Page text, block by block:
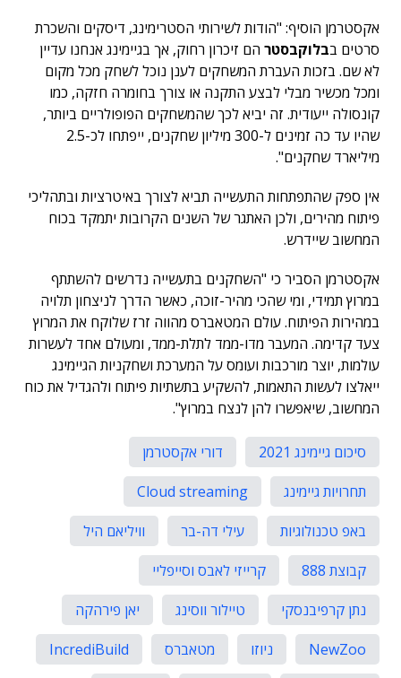
אקסטרמן הוסיף: "הודות לשירותי הסטרימינג, דיסקים והשכרת
סרטים בבלוקבסטר הם זיכרון רחוק, אך בגיימינג אנחנו עדיין
לא שם. בזכות העברת המשחקים לענן נוכל לשחק מכל מקום
ומכל מכשיר מבלי לבצע התקנה או צורך בחומרה חזקה, כמו
קונסולה ייעודית. זה יביא לכך שהמשחקים הפופולריים ביותר,
שהיו עד כה זמינים ל-300 מיליון שחקנים, ייפתחו לכ-2.5
מיליארד שחקנים".
אין ספק שהתפתחות התעשייה תביא לצורך באיטרציות ובתהליכי
פיתוח מהירים, ולכן האתגר של השנים הקרובות יתמקד בכוח
המחשוב שיידרש.
אקסטרמן הסביר כי "השחקנים בתעשייה נדרשים להשתתף
במרוץ תמידי, ומי שהכי מהיר-זוכה, כאשר הדרך לניצחון תלויה
במהירות הפיתוח. עולם המטאברס מהווה זרז שלוקח את המרוץ
צעד קדימה. המעבר מדו-ממד לתלת-ממד, ומעולם אחד לעשרות
עולמות, יוצר מורכבות ועומס על המערכת ושחקניות הגיימינג
ייאלצו לעשות התאמות, להשקיע בתשתיות פיתוח ולהגדיל את כוח
המחשוב, שיאפשרו להן לנצח במרוץ".
סיכום גיימינג 2021
דורי אקסטרמן
תחרויות גיימינג
Cloud streaming
באפ טכנולוגיות
עילי דה-בר
וויליאם היל
קבוצת 888
קרייזי לאבס וסייפליי
נתן קרפיבנסקי
טיילור ווסינג
יאן פירהקה
NewZoo
ניוזו מטאברס
IncrediBuild